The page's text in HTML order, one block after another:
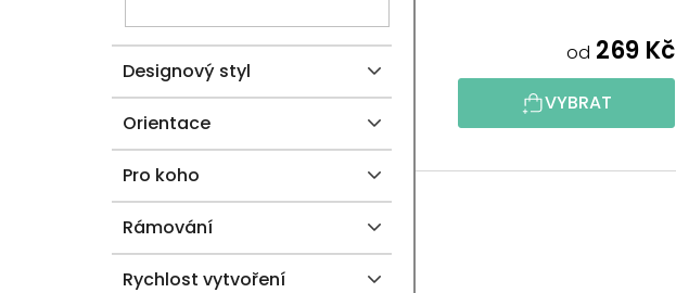
A
N Designový styl
Orientace
Pro koho
Rámování
Rychlost vytvoření
od 269 Kč
VYBRAT